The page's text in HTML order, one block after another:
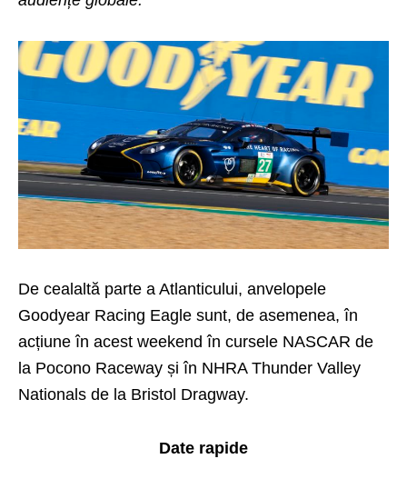
De cealaltă parte a Atlanticului, anvelopele
Goodyear Racing Eagle sunt, de asemenea, în
acțiune în acest weekend în cursele NASCAR de
la Pocono Raceway și în NHRA Thunder Valley
Nationals de la Bristol Dragway.
Date rapide